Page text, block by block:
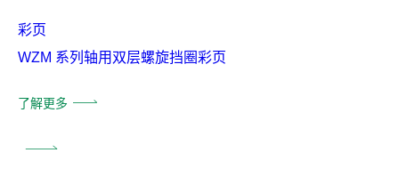
彩页
WZM 系列轴用双层螺旋挡圈彩页
了解更多